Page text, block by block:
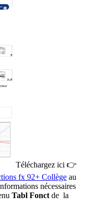
Téléchargez ici 👉
fx 92+ Collège au
nécessaires
Tabl Fonct de la